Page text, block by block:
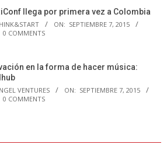
llega por primera vez a Colombia
ON: SEPTIEMBRE 7, 2015
0 COMMENTS
en la forma de hacer música:
VENTURES ON: SEPTIEMBRE 7, 2015
0 COMMENTS